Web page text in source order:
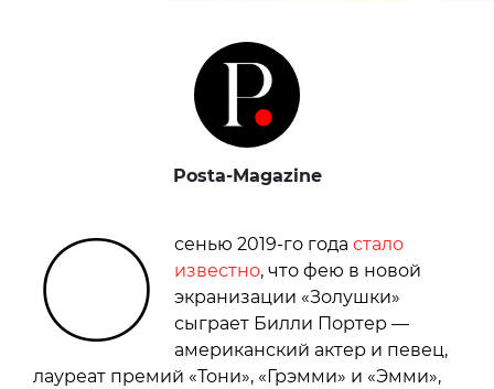
Posta-Magazine
О сенью 2019-го годастало
известно, что фею в новой
экранизации «Золушки»
сыграет Билли Портер —
американский актер и певец,
лауреат премий «Тони», «Грэмми» и «Эмми»,